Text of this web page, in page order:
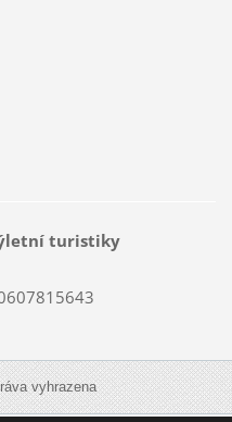
turistiky
vyhrazena